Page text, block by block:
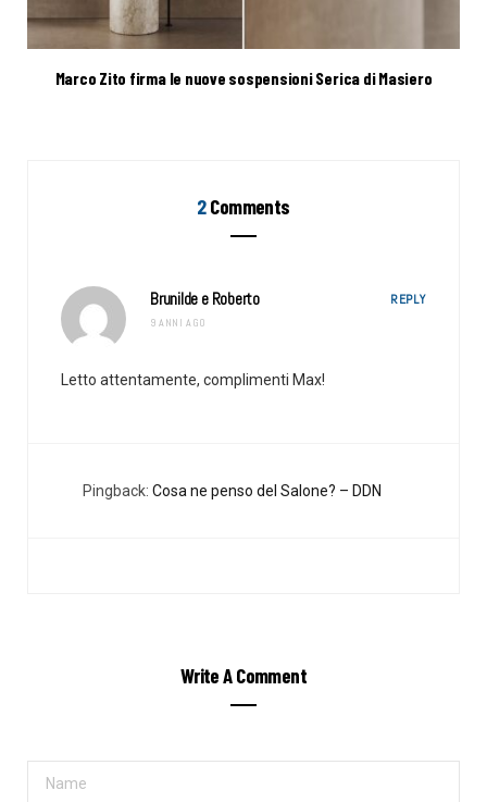
Marco Zito firma le nuove sospensioni Serica di Masiero
2Comments
Brunilde e Roberto
9 ANNI AGO
REPLY
Letto attentamente, complimenti Max!
Pingback: Cosa ne penso del Salone? – DDN
Write A Comment